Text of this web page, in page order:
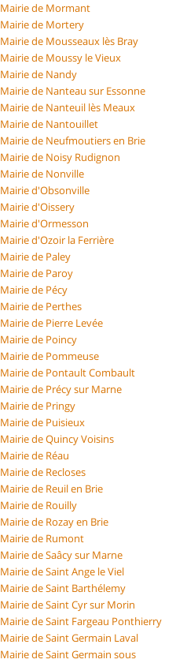
Mairie de Mormant
Mairie de Mortery
Mairie de Mousseaux lès Bray
Mairie de Moussy le Vieux
Mairie de Nandy
Mairie de Nanteau sur Essonne
Mairie de Nanteuil lès Meaux
Mairie de Nantouillet
Mairie de Neufmoutiers en Brie
Mairie de Noisy Rudignon
Mairie de Nonville
Mairie d'Obsonville
Mairie d'Oissery
Mairie d'Ormesson
Mairie d'Ozoir la Ferrière
Mairie de Paley
Mairie de Paroy
Mairie de Pécy
Mairie de Perthes
Mairie de Pierre Levée
Mairie de Poincy
Mairie de Pommeuse
Mairie de Pontault Combault
Mairie de Précy sur Marne
Mairie de Pringy
Mairie de Puisieux
Mairie de Quincy Voisins
Mairie de Réau
Mairie de Recloses
Mairie de Reuil en Brie
Mairie de Rouilly
Mairie de Rozay en Brie
Mairie de Rumont
Mairie de Saâcy sur Marne
Mairie de Saint Ange le Viel
Mairie de Saint Barthélemy
Mairie de Saint Cyr sur Morin
Mairie de Saint Fargeau Ponthierry
Mairie de Saint Germain Laval
Mairie de Saint Germain sous